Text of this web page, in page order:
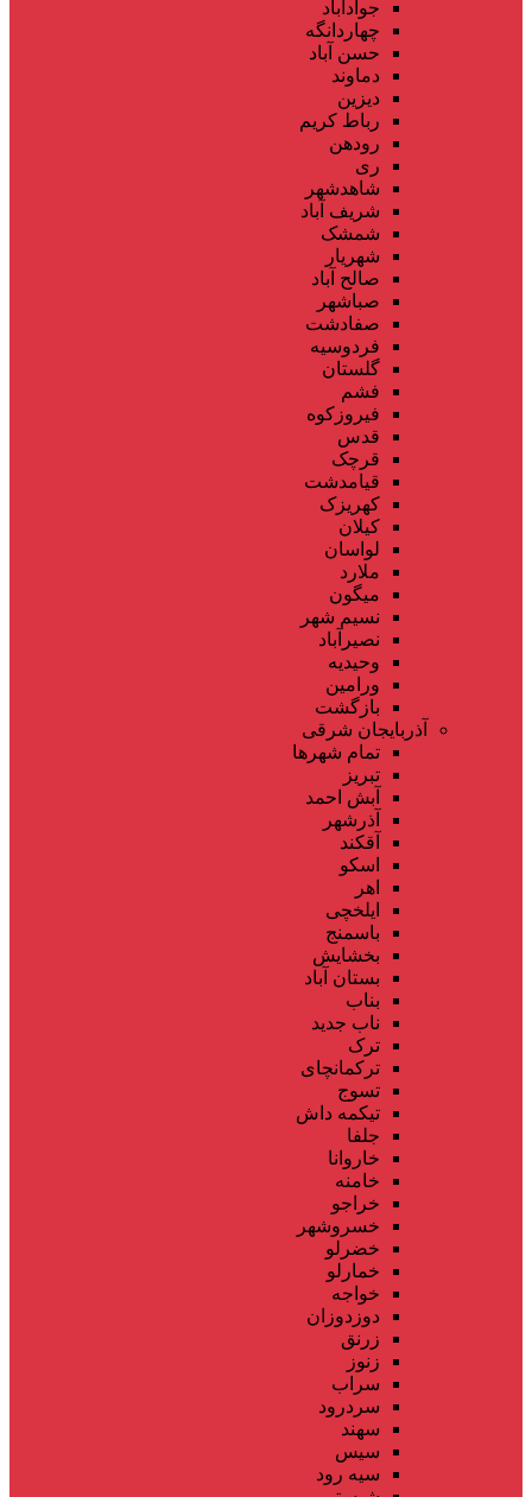
جوادآباد
چهاردانگه
حسن آباد
دماوند
دیزین
رباط کریم
رودهن
ری
شاهدشهر
شریف آباد
شمشک
شهریار
صالح آباد
صباشهر
صفادشت
فردوسیه
گلستان
فشم
فیروزکوه
قدس
قرچک
قیامدشت
کهریزک
کیلان
لواسان
ملارد
میگون
نسیم شهر
نصیرآباد
وحیدیه
ورامین
بازگشت
آذربایجان شرقی
تمام شهر‌ها
تبریز
آبش احمد
آذرشهر
آقکند
اسکو
اهر
ایلخچی
باسمنج
بخشایش
بستان آباد
بناب
ناب جدید
ترک
ترکمانچای
تسوج
تیکمه داش
جلفا
خاروانا
خامنه
خراجو
خسروشهر
خضرلو
خمارلو
خواجه
دوزدوزان
زرنق
زنوز
سراب
سردرود
سهند
سیس
سیه رود